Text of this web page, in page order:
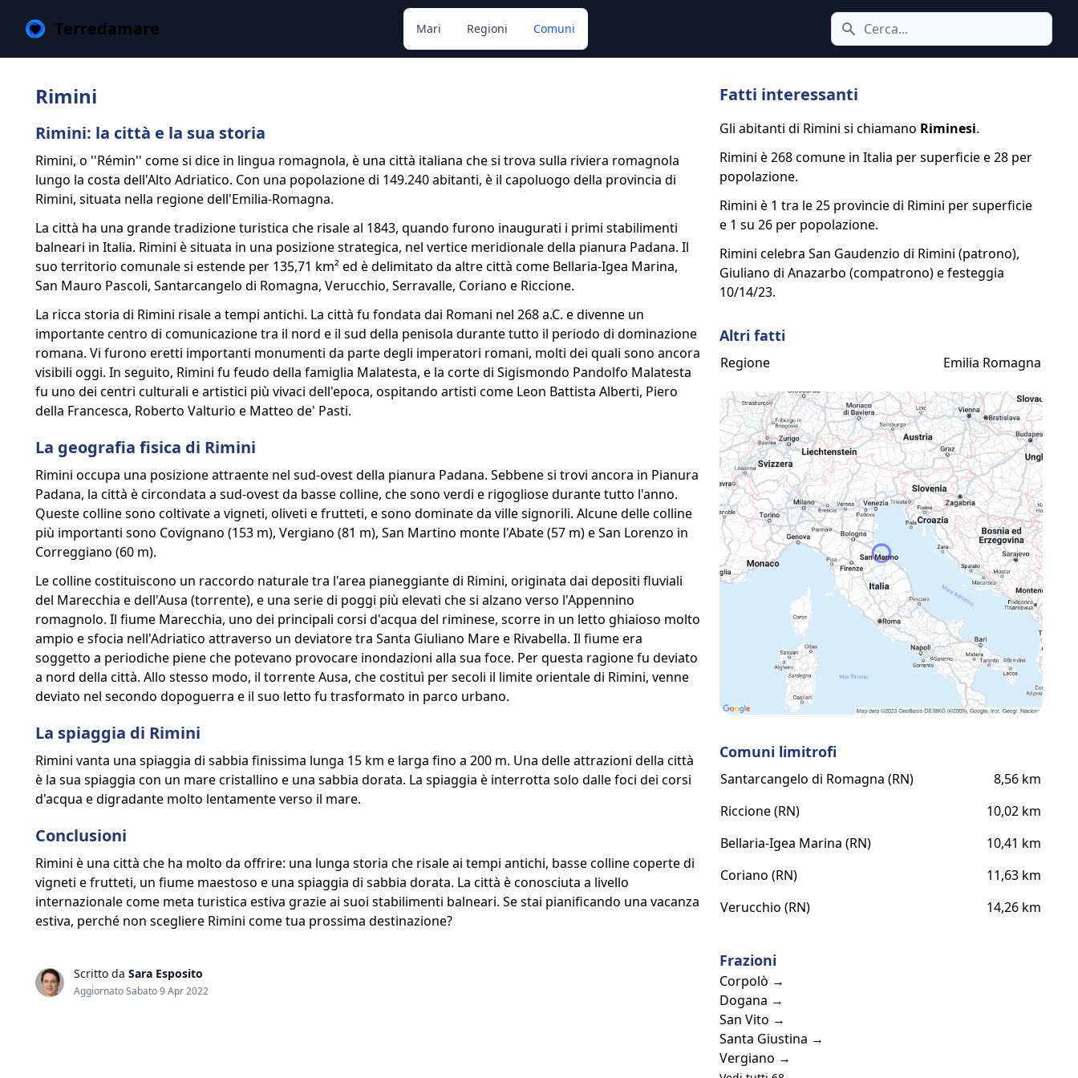
Terredamare Cerca icona
Mari Regioni Comuni
Rimini
Rimini: la città e la sua storia
Rimini, o ''Rémin'' come si dice in lingua romagnola, è una città italiana che si trova sulla riviera romagnola
lungo la costa dell'Alto Adriatico. Con una popolazione di 149.240 abitanti, è il capoluogo della provincia di
Rimini, situata nella regione dell'Emilia-Romagna.
La città ha una grande tradizione turistica che risale al 1843, quando furono inaugurati i primi stabilimenti
balneari in Italia. Rimini è situata in una posizione strategica, nel vertice meridionale della pianura Padana. Il
suo territorio comunale si estende per 135,71 km² ed è delimitato da altre città come Bellaria-Igea Marina,
San Mauro Pascoli, Santarcangelo di Romagna, Verucchio, Serravalle, Coriano e Riccione.
La ricca storia di Rimini risale a tempi antichi. La città fu fondata dai Romani nel 268 a.C. e divenne un
importante centro di comunicazione tra il nord e il sud della penisola durante tutto il periodo di dominazione
romana. Vi furono eretti importanti monumenti da parte degli imperatori romani, molti dei quali sono ancora
visibili oggi. In seguito, Rimini fu feudo della famiglia Malatesta, e la corte di Sigismondo Pandolfo Malatesta
fu uno dei centri culturali e artistici più vivaci dell'epoca, ospitando artisti come Leon Battista Alberti, Piero
della Francesca, Roberto Valturio e Matteo de' Pasti.
La geografia fisica di Rimini
Rimini occupa una posizione attraente nel sud-ovest della pianura Padana. Sebbene si trovi ancora in Pianura
Padana, la città è circondata a sud-ovest da basse colline, che sono verdi e rigogliose durante tutto l'anno.
Queste colline sono coltivate a vigneti, oliveti e frutteti, e sono dominate da ville signorili. Alcune delle colline
più importanti sono Covignano (153 m), Vergiano (81 m), San Martino monte l'Abate (57 m) e San Lorenzo in
Correggiano (60 m).
Le colline costituiscono un raccordo naturale tra l'area pianeggiante di Rimini, originata dai depositi fluviali
del Marecchia e dell'Ausa (torrente), e una serie di poggi più elevati che si alzano verso l'Appennino
romagnolo. Il fiume Marecchia, uno dei principali corsi d'acqua del riminese, scorre in un letto ghiaioso molto
ampio e sfocia nell'Adriatico attraverso un deviatore tra Santa Giuliano Mare e Rivabella. Il fiume era
soggetto a periodiche piene che potevano provocare inondazioni alla sua foce. Per questa ragione fu deviato
a nord della città. Allo stesso modo, il torrente Ausa, che costituì per secoli il limite orientale di Rimini, venne
deviato nel secondo dopoguerra e il suo letto fu trasformato in parco urbano.
La spiaggia di Rimini
Rimini vanta una spiaggia di sabbia finissima lunga 15 km e larga fino a 200 m. Una delle attrazioni della città
è la sua spiaggia con un mare cristallino e una sabbia dorata. La spiaggia è interrotta solo dalle foci dei corsi
d'acqua e digradante molto lentamente verso il mare.
Conclusioni
Rimini è una città che ha molto da offrire: una lunga storia che risale ai tempi antichi, basse colline coperte di
vigneti e frutteti, un fiume maestoso e una spiaggia di sabbia dorata. La città è conosciuta a livello
internazionale come meta turistica estiva grazie ai suoi stabilimenti balneari. Se stai pianificando una vacanza
estiva, perché non scegliere Rimini come tua prossima destinazione?
Scritto da Sara Esposito
Aggiornato Sabato 9 Apr 2022
Fatti interessanti
Gli abitanti di Rimini si chiamano Riminesi.
Rimini è 268 comune in Italia per superficie e 28 per
popolazione.
Rimini è 1 tra le 25 provincie di Rimini per superficie
e 1 su 26 per popolazione.
Rimini celebra San Gaudenzio di Rimini (patrono),
Giuliano di Anazarbo (compatrono) e festeggia
10/14/23.
Altri fatti
Regione Emilia Romagna
Comuni limitrofi
Santarcangelo di Romagna (RN)
8,56 km
Riccione (RN)
10,02 km
Bellaria-Igea Marina (RN)
10,41 km
Coriano (RN)
11,63 km
Verucchio (RN)
14,26 km
Frazioni
Corpolò →
Dogana →
San Vito →
Santa Giustina →
Vergiano →